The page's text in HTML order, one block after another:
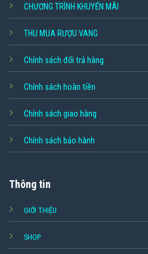
CHƯƠNG TRÌNH KHUYẾN MÃI
THU MUA RƯỢU VANG
Chính sách đổi trả hàng
Chính sách hoàn tiền
Chính sách giao hàng
Chính sách bảo hành
Thông tin
GIỚI THIỆU
SHOP